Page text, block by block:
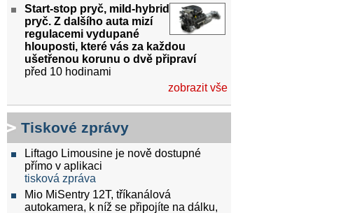
Start-stop pryč, mild-hybrid
pryč. Z dalšího auta mizí
regulacemi vydupané
hlouposti, které vás za každou
ušetřenou korunu o dvě připraví
před 10 hodinami
zobrazit vše
Tiskové zprávy
Liftago Limousine je nově dostupné
přímo v aplikaci
tisková zpráva
Mio MiSentry 12T, tříkanálová
autokamera, k níž se připojíte na dálku,